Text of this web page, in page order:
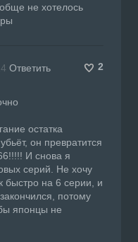
не хотелось
Ответить
2
остатка
он превратится
И снова я
серий. Не хочу
быстро на 6 серии, и
потому
японцы не